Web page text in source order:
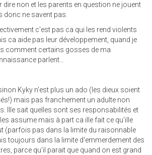
dire non et les parents en question ne jouent
donc ne savent pas.
c'est pas ca qui les rend violents
ca aide pas leur développement, quand je
comment certains gosses de ma
parlent...
Kyky n'est plus un ado (les dieux soient
mais pas franchement un adulte non
Ille sait quelles sont ses responsabilités et
les assume mais à part ca ille fait ce qu'ille
(parfois pas dans la limite du raisonnable
toujours dans la limite d'emmerdement des
parce qu'il parait que quand on est grand